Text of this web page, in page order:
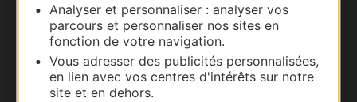
Analyser et personnaliser : analyser vos
parcours et personnaliser nos sites en
fonction de votre navigation.
Vous adresser des publicités personnalisées,
en lien avec vos centres d'intérêts sur notre
site et en dehors.
Nous contacter
Carte interactive
Documentation